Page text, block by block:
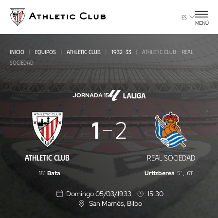
contenido
principal
ES
MENÚ
INICIO EQUIPOS ATHLETIC CLUB 1932-33
ATHLETIC CLUB - REAL
SOCIEDAD
JORNADA 15
Athletic
Club
-
ATHLETIC CLUB
1 2
REAL SOCIEDAD
18' Bata Urtizberea 5' , 61'
Domingo 05/03/1933
15:30
U
San Mamés , Bilbo